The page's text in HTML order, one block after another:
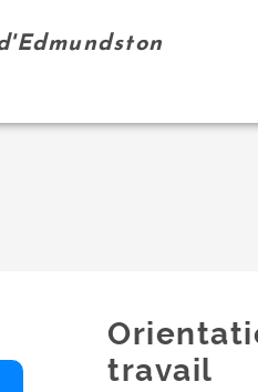
travail